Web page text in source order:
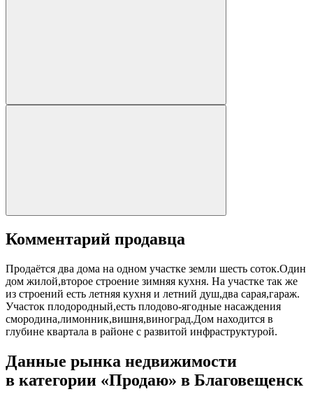
Комментарий продавца
Продаётся два дома на одном участке земли шесть соток.Один
дом жилой,второе строение зимняя кухня. На участке так же
из строений есть летняя кухня и летний душ,два сарая,гараж.
Участок плодородный,есть плодово-ягодные насаждения
смородина,лимонник,вишня,виноград.Дом находится в
глубине квартала в районе с развитой инфраструктурой.
Данные рынка недвижимости
в категории «Продаю» в Благовещенск